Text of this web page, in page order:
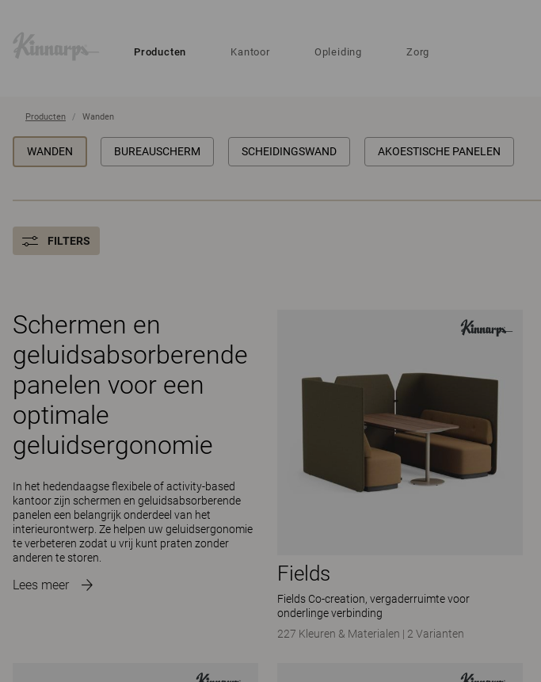
Producten Kantoor Opleiding Zorg
Producten Wanden
WANDEN BUREAUSCHERM SCHEIDINGSWAND AKOESTISCHE PANELEN
FILTERS
Schermen en
geluidsabsorberende
panelen voor een
optimale
geluidsergonomie
In het hedendaagse flexibele of activity-based
kantoor zijn schermen en geluidsabsorberende
panelen een belangrijk onderdeel van het
interieurontwerp. Ze helpen uw geluidsergonomie
te verbeteren zodat u vrij kunt praten zonder
anderen te storen.
Lees meer Fields
Fields Co-creation, vergaderruimte voor
onderlinge verbinding
227 Kleuren & Materialen | 2 Varianten